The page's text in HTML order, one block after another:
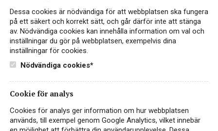
Instagram
Dessa cookies är nödvändiga för att webbplatsen ska fungera
på ett säkert och korrekt sätt, och går därför inte att stänga
av. Nödvändiga cookies kan innehålla information om val och
inställningar du gör på webbplatsen, exempelvis dina
inställningar för cookies.
Nödvändiga cookies*
Cookie för analys
Cookies för analys ger information om hur webbplatsen
används, till exempel genom Google Analytics, vilket innebär